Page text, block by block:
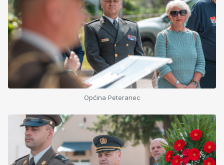
Općina Peteranec